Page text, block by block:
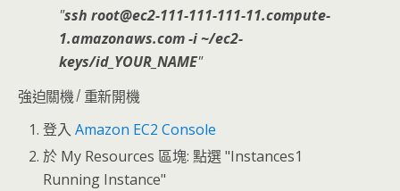
ssh root@ec2-111-111-111-11.compute-
1.amazonaws.com -i ~/ec2-
keys/id_YOUR_NAME
強迫關機 / 重新開機
登入Amazon EC2 Console
於 My Resources 區塊: 點選 "Instances1
Running Instance"